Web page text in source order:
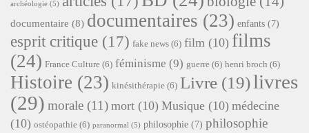
archéologie (5)
documentaire (8) documentaires (23) enfants (7)
esprit critique (17) fake news (6) film (10) films
(24) France Culture (6) féminisme (9) guerre (6) henri broch (6)
Histoire (23) kinésithérapie (6) Livre (19)livres
(29) morale (11) mort (10) Musique (10) médecine
(10) ostéopathie (6) paranormal (5) philosophie (7) philosophie